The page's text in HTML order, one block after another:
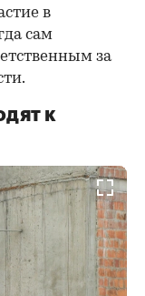
в
сам
за
к